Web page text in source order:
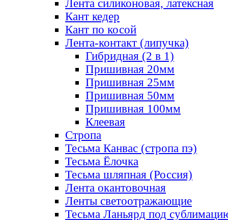
Лента силиконовая, латексная
Кант кедер
Кант по косой
Лента-контакт (липучка)
Гибридная (2 в 1)
Пришивная 20мм
Пришивная 25мм
Пришивная 50мм
Пришивная 100мм
Клеевая
Стропа
Тесьма Канвас (стропа пэ)
Тесьма Ёлочка
Тесьма шляпная (Россия)
Лента окантовочная
Ленты светоотражающие
Тесьма Ланьярд под